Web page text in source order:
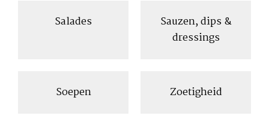
Salades
Sauzen, dips &
dressings
Soepen Zoetigheid